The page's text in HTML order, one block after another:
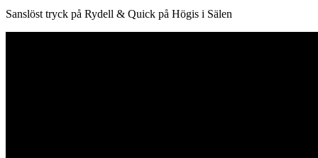
Sanslöst tryck på Rydell & Quick på Högis i Sälen